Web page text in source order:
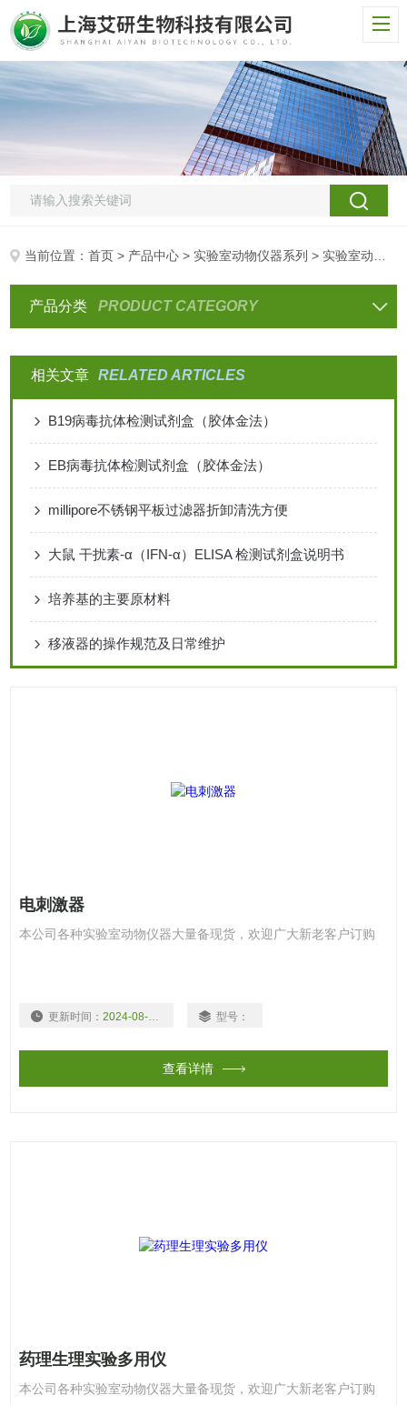
当前位置：首页 > 产品中心 > 实验室动物仪器系列 > 实验室动物笼具系列
产品分类 PRODUCT CATEGORY
相关文章 RELATED ARTICLES
B19病毒抗体检测试剂盒（胶体金法）
EB病毒抗体检测试剂盒（胶体金法）
millipore不锈钢平板过滤器折卸清洗方便
大鼠 干扰素-α（IFN-α）ELISA 检测试剂盒说明书
培养基的主要原材料
移液器的操作规范及日常维护
电刺激器
本公司各种实验室动物仪器大量备现货，欢迎广大新老客户订购
更新时间： 2024-08-03 型号：
查看详情
药理生理实验多用仪
本公司各种实验室动物仪器大量备现货，欢迎广大新老客户订购